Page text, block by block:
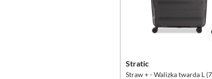
Stratic
Straw + - Walizka twarda L